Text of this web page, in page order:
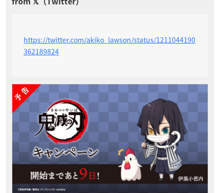
https://twitter.com/akiko_lawson/status/1211044190
362189824